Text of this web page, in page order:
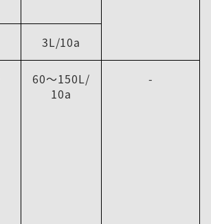
3L/10a
60～150L/
10a
-